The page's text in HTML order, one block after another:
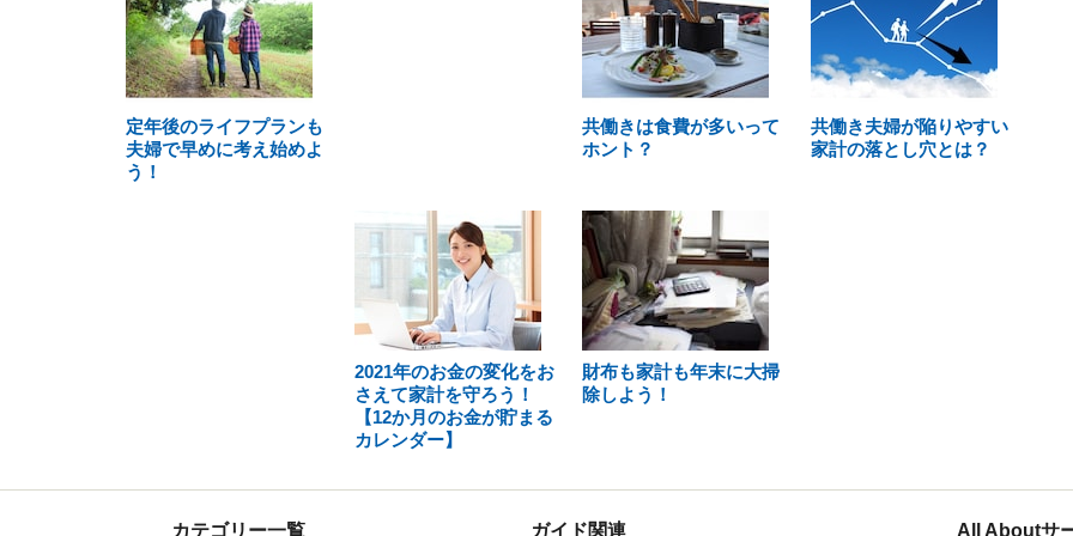
定年後のライフプランも
夫婦で早めに考え始めよ
う！
共働きは食費が多いって
ホント？
共働き夫婦が陥りやすい
家計の落とし穴とは？
2021年のお金の変化をお
さえて家計を守ろう！
【12か月のお金が貯まる
カレンダー】
財布も家計も年末に大掃
除しよう！
カテゴリー一覧 ガイド関連 All Aboutサ